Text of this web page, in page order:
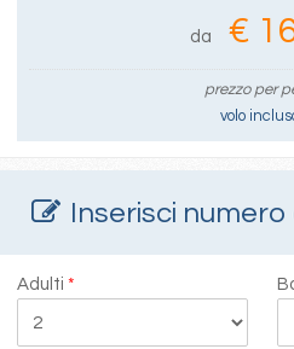
da €
prezzo per
volo
Inserisci
Adulti*